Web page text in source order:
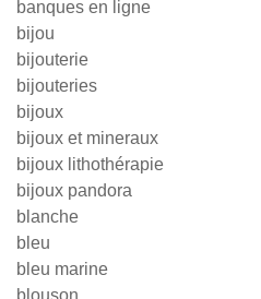
banques en ligne
bijou
bijouterie
bijouteries
bijoux
bijoux et mineraux
bijoux lithothérapie
bijoux pandora
blanche
bleu
bleu marine